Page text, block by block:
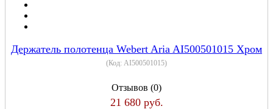
Держатель полотенца Webert Aria AI500501015 Хром
(Код: AI500501015)
Отзывов (0)
21 680 руб.